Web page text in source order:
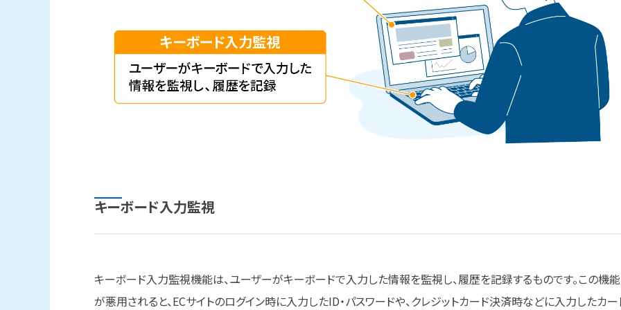
キーボード入力監視
キーボード入力監視機能は、ユーザーがキーボードで入力した情報を監視し、履歴を記録するものです。この機能
が悪用されると、ECサイトのログイン時に入力したID・パスワードや、クレジットカード決済時などに入力したカー